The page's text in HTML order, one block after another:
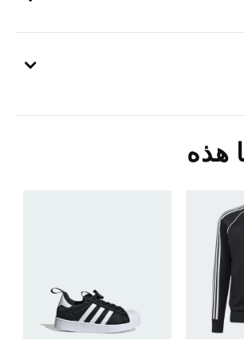
هذه